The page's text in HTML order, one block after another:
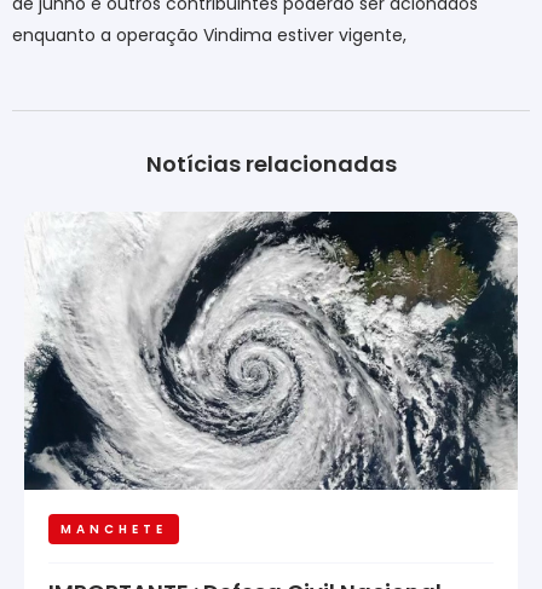
enquanto a operação Vindima estiver vigente,
Notícias relacionadas
MANCHETE